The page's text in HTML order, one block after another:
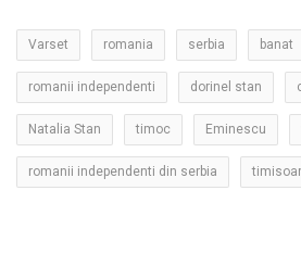
Varset romania serbia banat
romanii independenti dorinel stan
Natalia Stan timoc Eminescu
romanii independenti din serbia